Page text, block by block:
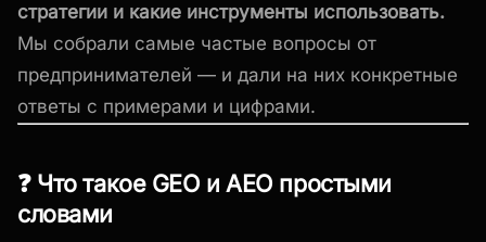
стратегии и какие инструменты использовать.
Мы собрали самые частые вопросы от
предпринимателей — и дали на них конкретные
ответы с примерами и цифрами.
❓ Что такое GEO и AEO простыми
словами